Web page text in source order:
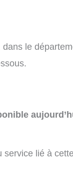
le
lié à